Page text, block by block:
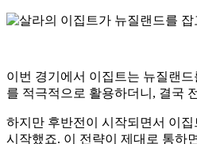
이번 경기에서 이집트는 뉴질랜
를 적극적으로 활용하더니, 결국
하지만 후반전이 시작되면서 이
시작했죠. 이 전략이 제대로 통하